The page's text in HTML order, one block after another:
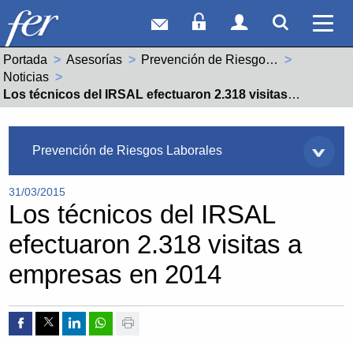
Correo webAcceso Socios
Acceso
Portada Asesorías
Prevención de Riesgos Laborales
Noticias
Actual:
Los técnicos del IRSAL efectuaron 2.318 visitas a empresas en 2014
Prevención de Riesgos Laborales
31/03/2015
Los técnicos del IRSAL
efectuaron 2.318 visitas a
empresas en 2014
Compartir por Facebook
Compartir por Twitter
Compartir por Linkedin
Compartir por whatsapp
Imprimir